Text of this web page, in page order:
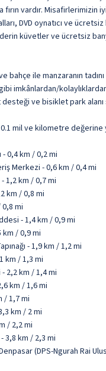
vardır. Misafirlerimizin
DVD oynatıcı ve
derin küvetler ve ücretsiz
bahçe ile manzaranın
imkânlardan/
ve bisiklet park alanı
0.1 mil ve kilometre
0,4 km / 0,2 mi
Merkezi - 0,6 km / 0,4 mi
1,2 km / 0,7 mi
km / 0,8 mi
0,8 mi
- 1,4 km / 0,9 mi
km / 0,9 mi
- 1,9 km / 1,2 mi
km / 1,3 mi
- 2,2 km / 1,4 mi
km / 1,6 mi
/ 1,7 mi
km / 2 mi
/ 2,2 mi
- 3,8 km / 2,3 mi
(DPS-Ngurah Rai